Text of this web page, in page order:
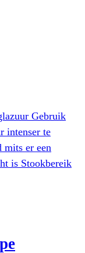
Gebruik
intenser te
mits er een
is Stookbereik